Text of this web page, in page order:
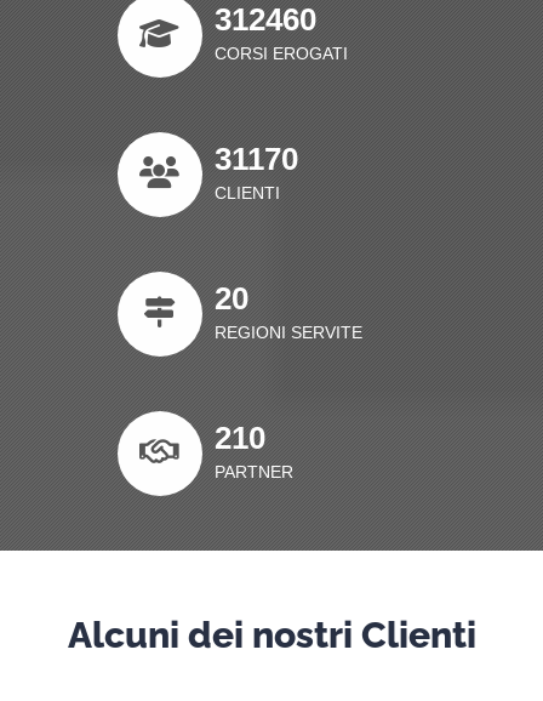
312460
CORSI EROGATI
31170
CLIENTI
20
REGIONI SERVITE
210
PARTNER
Alcuni dei nostri Clienti